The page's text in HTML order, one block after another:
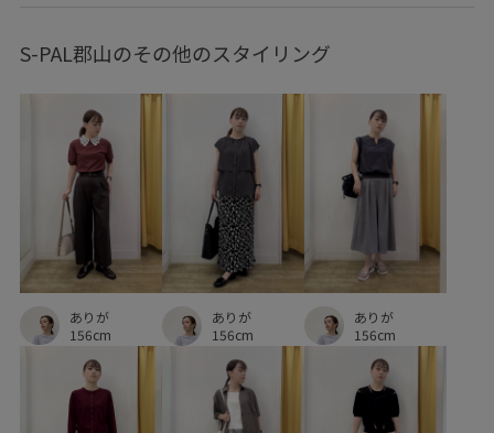
リネン素材 ローファー ワンピース
取り外し可能 幅広 日傘 柔らかな雰囲気
機能的 清涼感 知的 立体的 耐久性
肌離れが良い 薄手 長財布
限定カラー
S-PAL郡山のその他のスタイリング
ありが
156cm
ありが
156cm
ありが
156cm